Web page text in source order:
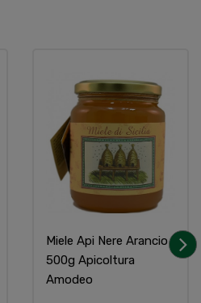
Miele Api Nere Arancio
500g Apicoltura
Amodeo